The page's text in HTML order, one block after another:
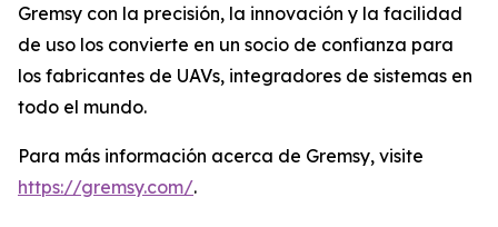
Gremsy con la precisión, la innovación y la facilidad
de uso los convierte en un socio de confianza para
los fabricantes de UAVs, integradores de sistemas en
todo el mundo.
Para más información acerca de Gremsy, visite
https://gremsy.com/.